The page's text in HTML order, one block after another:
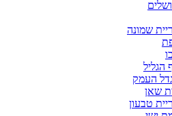
שמונה
הגליל
העמק
שאן
טבעון